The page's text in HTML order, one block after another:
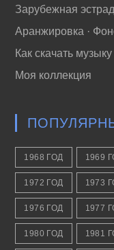
Зарубежная
Аранжировка ·
Как скачать
Моя коллекция
1968 ГОД 1969
1972 ГОД 1973
1976 ГОД 1977
1980 ГОД 1981